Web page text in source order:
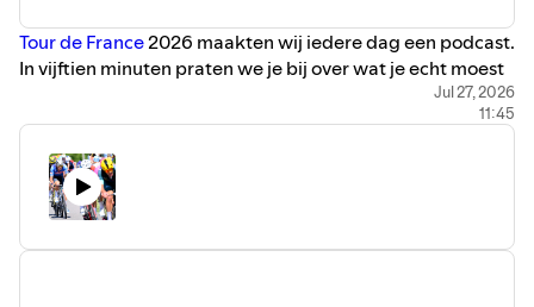
Tour de France2026 maakten wij iedere dag een podcast.
In vijftien minuten praten we je bij over wat je echt moest
weten voor de volgende etappe. Bij de slotrit gaat dat
natuurlijk niet, maar staan we wel uitgebreid stil bij de
van Tadej Pogacar en alle andere truiwinnaars. In een
kleine twaalf minuten deze keer.
De Tour-organisatie wilde graag opnieuw Montmartre in
Jul 27, 2026
11:45